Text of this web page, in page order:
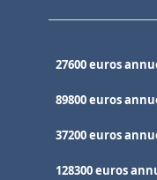
27600 euros
89800 euros
37200 euros
128300 euros